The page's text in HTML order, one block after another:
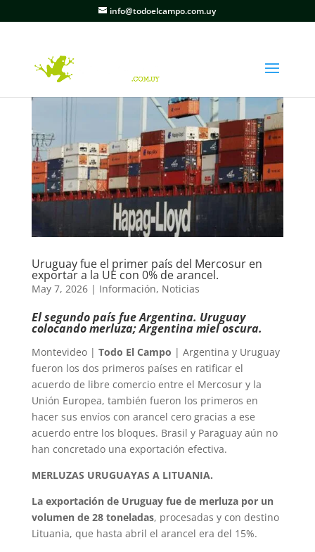
info@todoelcampo.com.uy
Uruguay fue el primer país del Mercosur en
exportar a la UE con 0% de arancel.
May 7, 2026| Información, Noticias
El segundo país fue Argentina. Uruguay
colocando merluza; Argentina miel oscura.
Montevideo | Todo El Campo | Argentina y Uruguay
fueron los dos primeros países en ratificar el
acuerdo de libre comercio entre el Mercosur y la
Unión Europea, también fueron los primeros en
hacer sus envíos con arancel cero gracias a ese
acuerdo entre los bloques. Brasil y Paraguay aún no
han concretado una exportación efectiva.
MERLUZAS URUGUAYAS A LITUANIA.
La exportación de Uruguay fue de merluza por un
volumen de 28 toneladas, procesadas y con destino
Lituania, que hasta abril el arancel era del 15%.